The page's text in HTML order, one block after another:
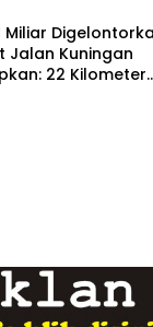
Miliar
Jalan Kuningan
22 Kilometer